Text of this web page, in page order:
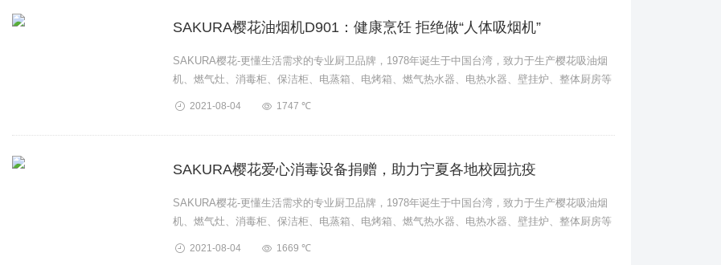
SAKURA樱花油烟机D901：健康烹饪 拒绝做“人体吸烟机”
SAKURA樱花-更懂生活需求的专业厨卫品牌，1978年诞生于中国台湾，致力于生产樱花吸油烟
机、燃气灶、消毒柜、保洁柜、电蒸箱、电烤箱、燃气热水器、电热水器、壁挂炉、整体厨房等
2021-08-04 1747 ℃
SAKURA樱花爱心消毒设备捐赠，助力宁夏各地校园抗疫
SAKURA樱花-更懂生活需求的专业厨卫品牌，1978年诞生于中国台湾，致力于生产樱花吸油烟
机、燃气灶、消毒柜、保洁柜、电蒸箱、电烤箱、燃气热水器、电热水器、壁挂炉、整体厨房等
2021-08-04 1669 ℃